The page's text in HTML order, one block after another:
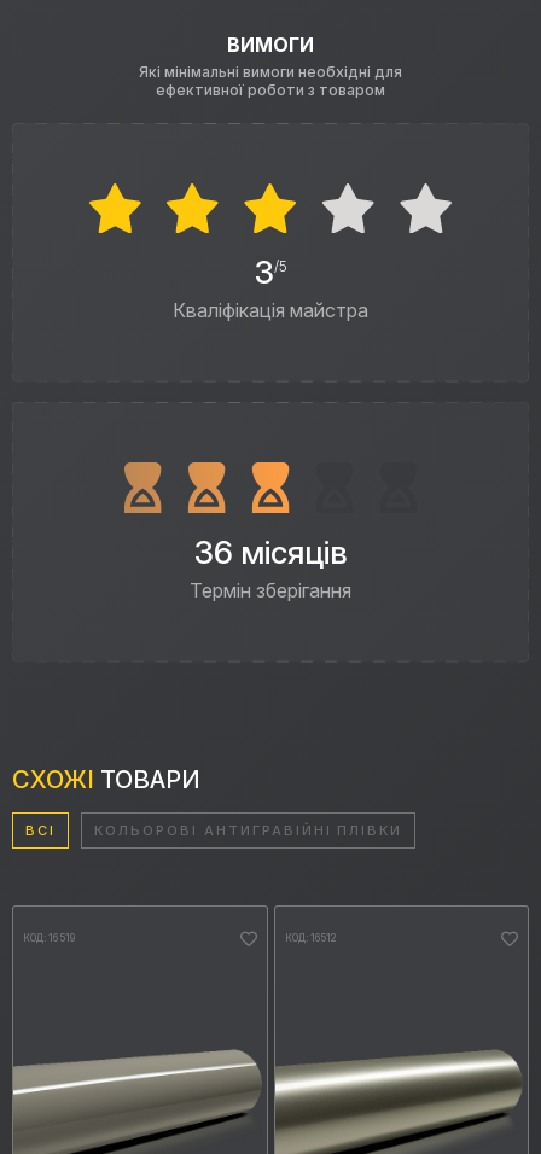
ВИМОГИ
Які мінімальні вимоги необхідні для
ефективної роботи з товаром
3/5
Кваліфікація майстра
36 місяців
Термін зберігання
СХОЖІ ТОВАРИ
ВСІ КОЛЬОРОВІ АНТИГРАВІЙНІ ПЛІВКИ
КОД: 16519 КОД: 16512